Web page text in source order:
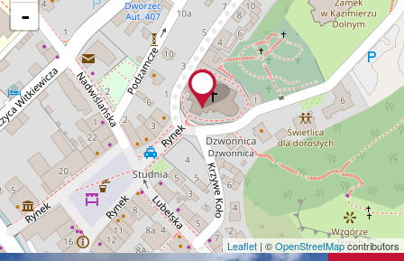
-
Leaflet | ©OpenStreetMapcontributors